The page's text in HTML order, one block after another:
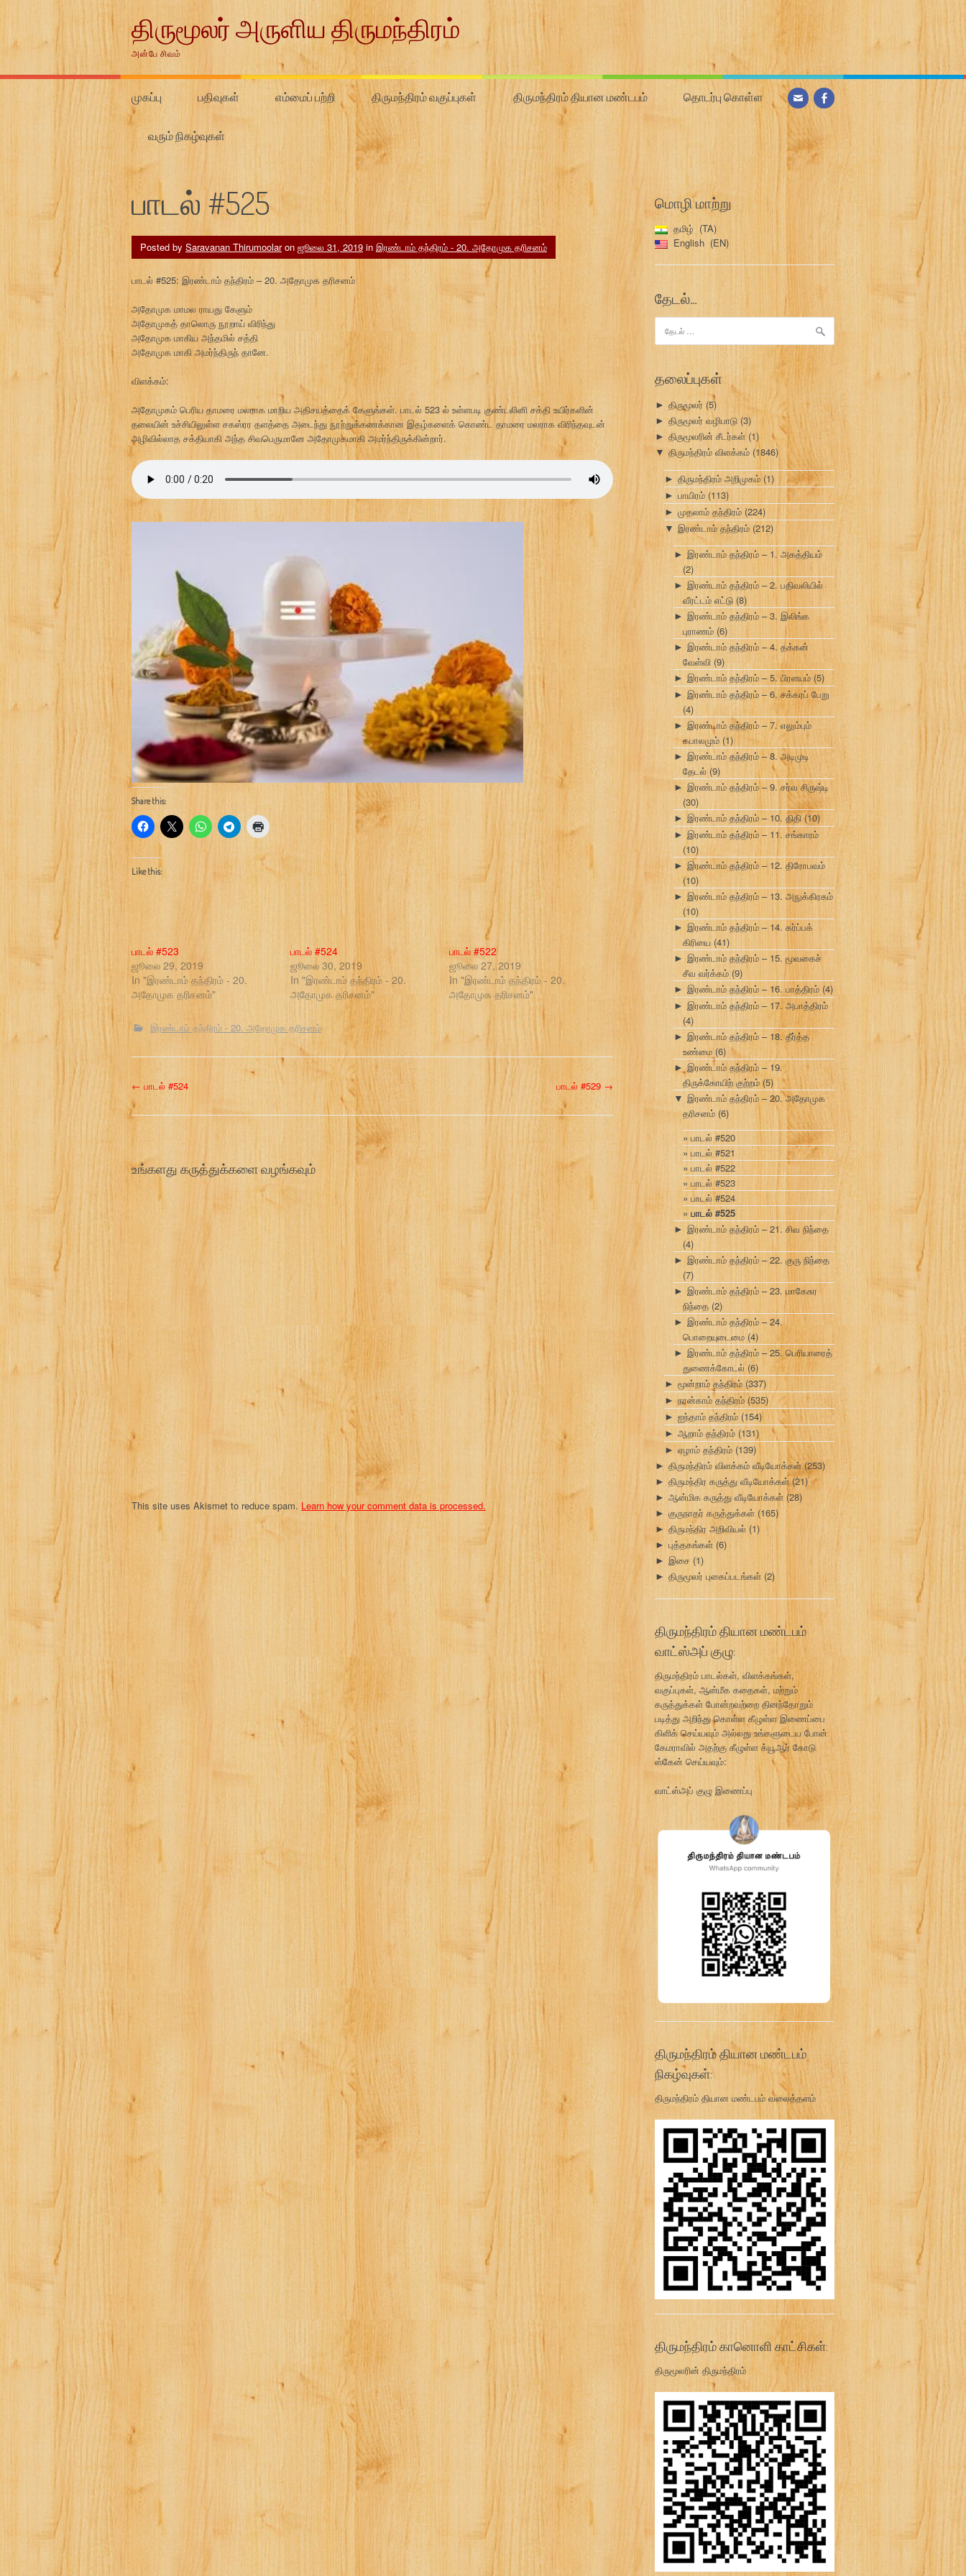
திருமூலர் அருளிய திருமந்திரம்
அன்பே சிவம்
முகப்பு பதிவுகள் எம்மைப் பற்றி திருமந்திரம் வகுப்புகள் திருமந்திரம் தியான மண்டபம் தொடர்பு கொள்ள
வரும் நிகழ்வுகள்
பாடல் #525
Posted by Saravanan Thirumoolaron ஜூலை 31, 2019 in இரண்டாம் தந்திரம் - 20. அதோமுக தரிசனம்
பாடல் #525: இரண்டாம் தந்திரம் – 20. அதோமுக தரிசனம்
அதோமுக மாமல ராயது கேளும்
அதோமுகத் தாலொரு நூறாய் விரிந்து
அதோமுக மாகிய அந்தமில் சத்தி
அதோமுக மாகி அமர்ந்திருந் தானே.
விளக்கம்:
அதோமுகம் பெரிய தாமரை மலராக மாறிய அதிசயத்தைக் கேளுங்கள். பாடல் 523 ல் உள்ளபடி குண்டலினி சக்தி உயிர்களின்
தலையின் உச்சியிலுள்ள சகஸ்ரர தளத்தை அடைந்து நூற்றுக்கணக்கான இதழ்களைக் கொண்ட தாமரை மலராக விரிந்தவுடன்
அழிவில்லாத சக்தியாகி அந்த சிவபெருமானே அதோமுகமாகி அமர்ந்திருக்கின்றார்.
Share this:
Like this:
பாடல் #523
ஜூலை 29, 2019
In "இரண்டாம் தந்திரம் - 20.
அதோமுக தரிசனம்"
பாடல் #524
ஜூலை 30, 2019
In "இரண்டாம் தந்திரம் - 20.
அதோமுக தரிசனம்"
பாடல் #522
ஜூலை 27, 2019
In "இரண்டாம் தந்திரம் - 20.
அதோமுக தரிசனம்"
இரண்டாம் தந்திரம் - 20. அதோமுக தரிசனம்
P
o
s
t
i
o
n
← பாடல் #524 பாடல் #529 →
உங்களது கருத்துக்களை வழங்கவும்
This site uses Akismet to reduce spam. Learn how your comment data is processed.
மொழி மாற்று
தமிழ்
TA
English
EN
தேடல்…
தேடு:
தலைப்புகள்
► திருமூலர் (5)
► திருமூலர் வழிபாடு (3)
► திருமூலரின் சீடர்கள் (1)
▼ திருமந்திரம் விளக்கம் (1846)
► திருமந்திரம் அறிமுகம் (1)
► பாயிரம் (113)
► முதலாம் தந்திரம் (224)
▼ இரண்டாம் தந்திரம் (212)
► இரண்டாம் தந்திரம் – 1. அகத்தியம்
(2)
► இரண்டாம் தந்திரம் – 2. பதிவலியில்
வீரட்டம் எட்டு (8)
► இரண்டாம் தந்திரம் – 3. இலிங்க
புராணம் (6)
► இரண்டாம் தந்திரம் – 4. தக்கன்
வேள்வி (9)
► இரண்டாம் தந்திரம் – 5. பிரளயம் (5)
► இரண்டாம் தந்திரம் – 6. சக்கரப் பேறு
(4)
► இரண்டாம் தந்திரம் – 7. எலும்பும்
கபாலமும் (1)
► இரண்டாம் தந்திரம் – 8. அடிமுடி
தேடல் (9)
► இரண்டாம் தந்திரம் – 9. சர்வ சிருஷ்டி
(30)
► இரண்டாம் தந்திரம் – 10. திதி(10)
► இரண்டாம் தந்திரம் – 11. சங்காரம்
(10)
► இரண்டாம் தந்திரம் – 12. திரோபவம்
(10)
► இரண்டாம் தந்திரம் – 13. அநுக்கிரகம்
(10)
► இரண்டாம் தந்திரம் – 14. கர்ப்பக்
கிரியை (41)
► இரண்டாம் தந்திரம் – 15. மூவகைச்
சீவ வர்க்கம் (9)
► இரண்டாம் தந்திரம் – 16. பாத்திரம் (4)
► இரண்டாம் தந்திரம் – 17. அபாத்திரம்
(4)
► இரண்டாம் தந்திரம் – 18. தீர்த்த
உண்மை (6)
► இரண்டாம் தந்திரம் – 19.
திருக்கோயிற் குற்றம் (5)
▼ இரண்டாம் தந்திரம் – 20. அதோமுக
தரிசனம் (6)
பாடல் #520
பாடல் #521
பாடல் #522
பாடல் #523
பாடல் #524
பாடல் #525
► இரண்டாம் தந்திரம் – 21. சிவ நிந்தை
(4)
► இரண்டாம் தந்திரம் – 22. குரு நிந்தை
(7)
► இரண்டாம் தந்திரம் – 23. மாகேசுர
நிந்தை (2)
► இரண்டாம் தந்திரம் – 24.
பொறையுடைமை (4)
► இரண்டாம் தந்திரம் – 25. பெரியாரைத்
துணைக்கோடல் (6)
► மூன்றாம் தந்திரம் (337)
► நான்காம் தந்திரம் (535)
► ஐந்தாம் தந்திரம் (154)
► ஆறாம் தந்திரம் (131)
► ஏழாம் தந்திரம் (139)
► திருமந்திரம் விளக்கம் வீடியோக்கள்(253)
► திருமந்திர கருத்து வீடியோக்கள்(21)
► ஆன்மிக கருத்து வீடியோக்கள் (28)
► குருநாதர் கருத்துக்கள் (165)
► திருமந்திர அறிவியல் (1)
► புத்தகங்கள் (6)
► இசை (1)
► திருமூலர் புகைப்படங்கள் (2)
திருமந்திரம் தியான மண்டபம்
வாட்ஸ்அப் குழு:
திருமந்திரம் பாடல்கள், விளக்கங்கள்,
வகுப்புகள், ஆன்மீக கதைகள், மற்றும்
கருத்துக்கள் போன்றவற்றை தினந்தோறும்
படித்து அறிந்து கொள்ள கீழுள்ள இணைப்பை
கிளிக் செய்யவும் அல்லது உங்களுடைய போன்
கேமராவில் அதற்கு கீழுள்ள க்யூஆர் கோடு
ஸ்கேன் செய்யவும்:
வாட்ஸ்அப் குழு இணைப்பு
திருமந்திரம் தியான மண்டபம்
நிகழ்வுகள்:
திருமந்திரம் தியான மண்டபம் வலைத்தளம்
திருமந்திரம் கானொளி காட்சிகள்:
திருமூலரின் திருமந்திரம்